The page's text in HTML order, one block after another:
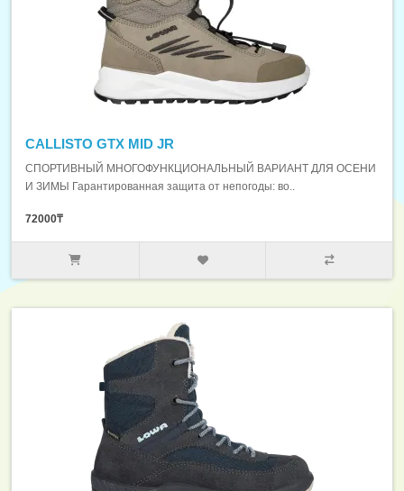
CALLISTO GTX MID JR
СПОРТИВНЫЙ МНОГОФУНКЦИОНАЛЬНЫЙ ВАРИАНТ ДЛЯ ОСЕНИ
И ЗИМЫ Гарантированная защита от непогоды: во..
72000₸